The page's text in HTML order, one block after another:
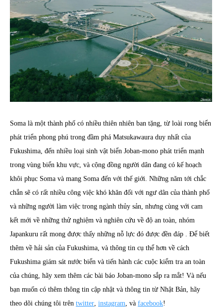
Soma là một thành phố có nhiều thiên nhiên ban tặng, từ loài rong biển
phát triển phong phú trong đầm phá Matsukawaura duy nhất của
Fukushima, đến nhiều loại sinh vật biển Joban-mono phát triển mạnh
trong vùng biển khu vực, và cộng đồng người dân đang có kế hoạch
khôi phục Soma và mang Soma đến với thế giới. Những năm tới chắc
chắn sẽ có rất nhiều công việc khó khăn đối với ngư dân của thành phố
và những người làm việc trong ngành thủy sản, nhưng cùng với cam
kết mới về những thử nghiệm và nghiên cứu về độ an toàn, nhóm
Japankuru rất mong được thấy những nỗ lực đó được đền đáp . Để biết
thêm về hải sản của Fukushima, và thông tin cụ thể hơn về cách
Fukushima giám sát nước biển và tiến hành các cuộc kiểm tra an toàn
của chúng, hãy xem thêm các bài báo Joban-mono sắp ra mắt! Và nếu
bạn muốn có thêm thông tin cập nhật và thông tin từ Nhật Bản, hãy
theo dõi chúng tôi trên twitter instagram , và facebook!